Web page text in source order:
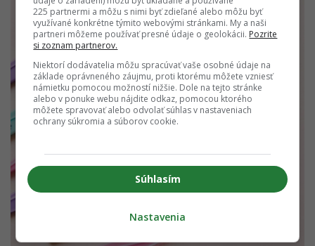
225 partnermi a môžu s nimi byť zdieľané alebo môžu byť
využívané konkrétne týmito webovými stránkami. My a naši
partneri môžeme používať presné údaje o geolokácii. Pozrite
si zoznam partnerov.
Niektorí dodávatelia môžu spracúvať vaše osobné údaje na
základe oprávneného záujmu, proti ktorému môžete vzniesť
námietku pomocou možností nižšie. Dole na tejto stránke
alebo v ponuke webu nájdite odkaz, pomocou ktorého
môžete spravovať alebo odvolať súhlas v nastaveniach
ochrany súkromia a súborov cookie.
Súhlasím
Nastavenia